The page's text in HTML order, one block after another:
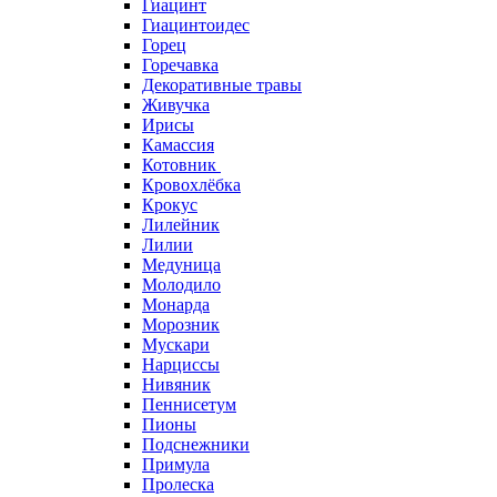
Гиацинт
Гиацинтоидес
Горец
Горечавка
Декоративные травы
Живучка
Ирисы
Камассия
Котовник
Кровохлёбка
Крокус
Лилейник
Лилии
Медуница
Молодило
Монарда
Морозник
Мускари
Нарциссы
Нивяник
Пеннисетум
Пионы
Подснежники
Примула
Пролеска